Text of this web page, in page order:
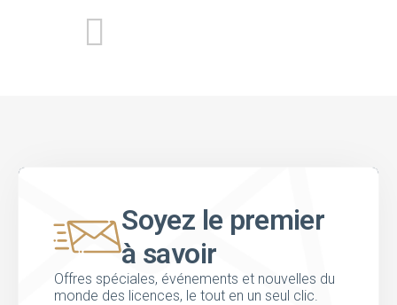
Soyez le premier
à savoir
Offres spéciales, événements et nouvelles du
monde des licences, le tout en un seul clic.